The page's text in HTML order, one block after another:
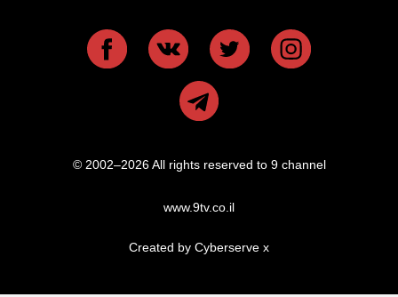
© 2002–2026 All rights reserved to 9 channel
www.9tv.co.il
Created by Cyberserve x